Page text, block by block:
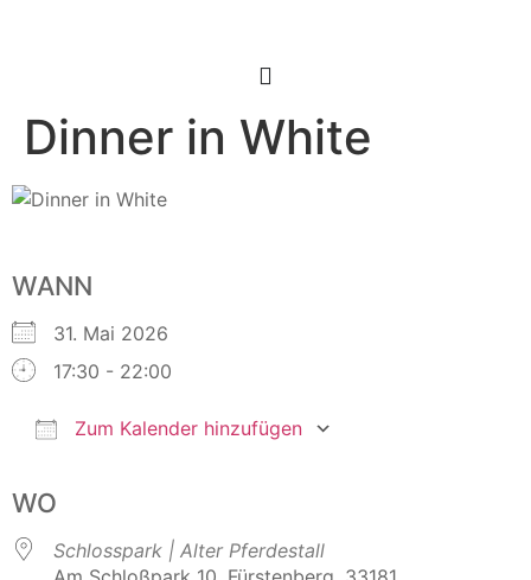
Dinner in White
WANN
31. Mai 2026
17:30 - 22:00
Zum Kalender hinzufügen
WO
Schlosspark | Alter Pferdestall